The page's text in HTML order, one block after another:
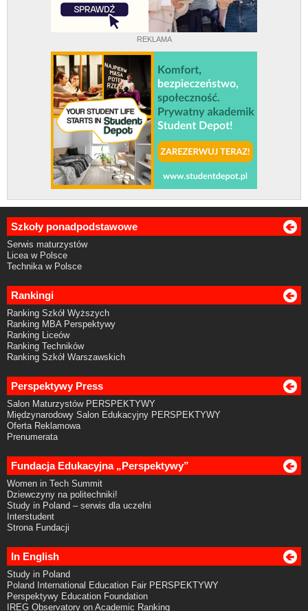
REKLAMA
Szkoły ponadpodstawowe
Serwis maturzystów
Licea w Polsce
Technika w Polsce
Rankingi
Ranking Szkół Wyższych
Ranking MBA Perspektywy
Ranking Liceów
Ranking Techników
Ranking Szkół Warszawskich
Perspektywy Press
Salon Maturzystów PERSPEKTYWY
Międzynarodowy Salon Edukacyjny PERSPEKTYWY
Oferta Reklamowa
Prenumerata
Fundacja Edukacyjna „Perspektywy”
Women in Tech Summit
Dziewczyny na politechniki!
Study in Poland – serwis dla uczelni
Interstudent
Strona Fundacji
In English
Study in Poland
Poland International Education Fair PERSPEKTYWY
Perspektywy Education Foundation
IREG Observatory on Academic Ranking